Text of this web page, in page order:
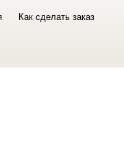
Как сделать заказ